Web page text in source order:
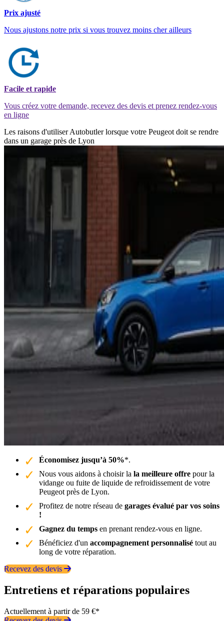
Prix ajusté
Nous ajustons notre prix si vous trouvez moins cher ailleurs
Facile et rapide
Vous créez votre demande, recevez des devis et prenez rendez-vous
en ligne
Les raisons d'utiliser Autobutler lorsque votre Peugeot doit se rendre
dans un garage près de Lyon
Économisez jusqu’à 50%*.
Nous vous aidons à choisir la la meilleure offre pour la
vidange ou fuite de liquide de refroidissement de votre
Peugeot près de Lyon.
Profitez de notre réseau de garages évalué par vos soins
!
Gagnez du temps en prenant rendez-vous en ligne.
Bénéficiez d'un accompagnement personnalisé tout au
long de votre réparation.
Recevez des devis
Entretiens et réparations populaires
Actuellement à partir de 59 €*